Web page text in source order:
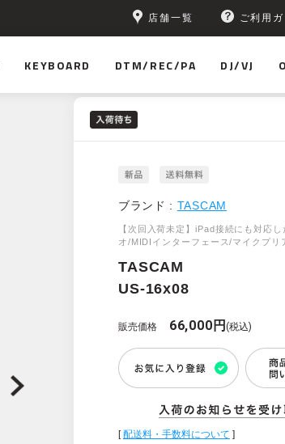
店舗一覧 ご利用
KEYBOARD DTM/REC/PA DJ/VJ
ブランド : TASCAM
【次回入荷未定】iPad接続にも対応し
オ/MIDIインターフェース/マイクプリ
TASCAM
US-16x08
販売価格 66,000円(税込)
[配送料・手数料について ]